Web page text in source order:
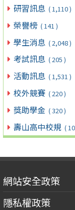
研習訊息 ( 1,110 )
榮譽榜 ( 141 )
學生消息 ( 2,048 )
考試訊息 ( 205 )
活動訊息 ( 1,531 )
校外競賽 ( 220 )
獎助學金 ( 320 )
壽山高中校規 (
網站安全政策
隱私權政策